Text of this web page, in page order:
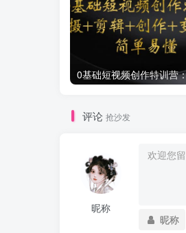
评论 抢沙发
昵称
昵称